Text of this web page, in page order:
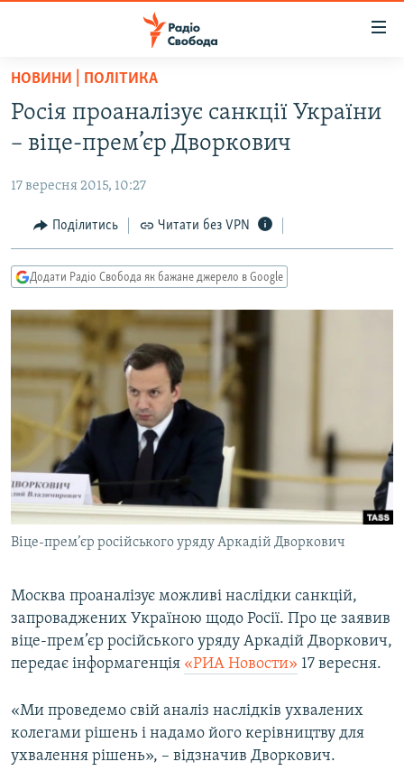
Перейти
основного
матеріалу
до
навігації
Перейти
до
ВСЕ ЗА ДОБУ
ПОЛІТИКА
ЕКОНОМІКА
КУЛЬТУРА
СПОРТ
УКРАЇНА
ВІЙНА
РОСІЙСЬКА «ФІЛЬТРАЦІЯ»
КРИМ.РЕАЛІЇ
ТИ ЯК?
СХЕМИ
КИТАЙ.ВИКЛИКИ
МУЛЬТИМЕДІА
ФОТО
СПЕЦПРОЄКТИ
ПОДКАСТИ
РУС
УКР
КТАТ
ДОЛУЧАЙСЯ!
НОВИНИ | ПОЛІТИКА
Росія проаналізує санкції України
– віце-прем’єр Дворкович
17 вересня 2015, 10:27
Поділитись Читати без VPN
Додати Радіо Свобода як бажане джерело в Google
Віце-прем’єр російського уряду Аркадій Дворкович
Москва проаналізує можливі наслідки санкцій,
запроваджених Україною щодо Росії. Про це заявив
віце-прем’єр російського уряду Аркадій Дворкович,
передає інформагенція «РИА Новости» 17 вересня.
«Ми проведемо свій аналіз наслідків ухвалених
колегами рішень і надамо його керівництву для
ухвалення рішень», – відзначив Дворкович.